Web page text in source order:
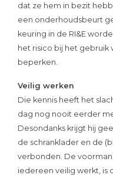
dat ze hem in bezit
een onderhoudsbeurt
keuring in de RI&E
het risico bij het gebruik
beperken.
Veilig werken
Die kennis heeft het
dag nog nooit eerder
Desondanks krijgt hij
de schranklader en de
verbonden. De
iedereen veilig werkt, is